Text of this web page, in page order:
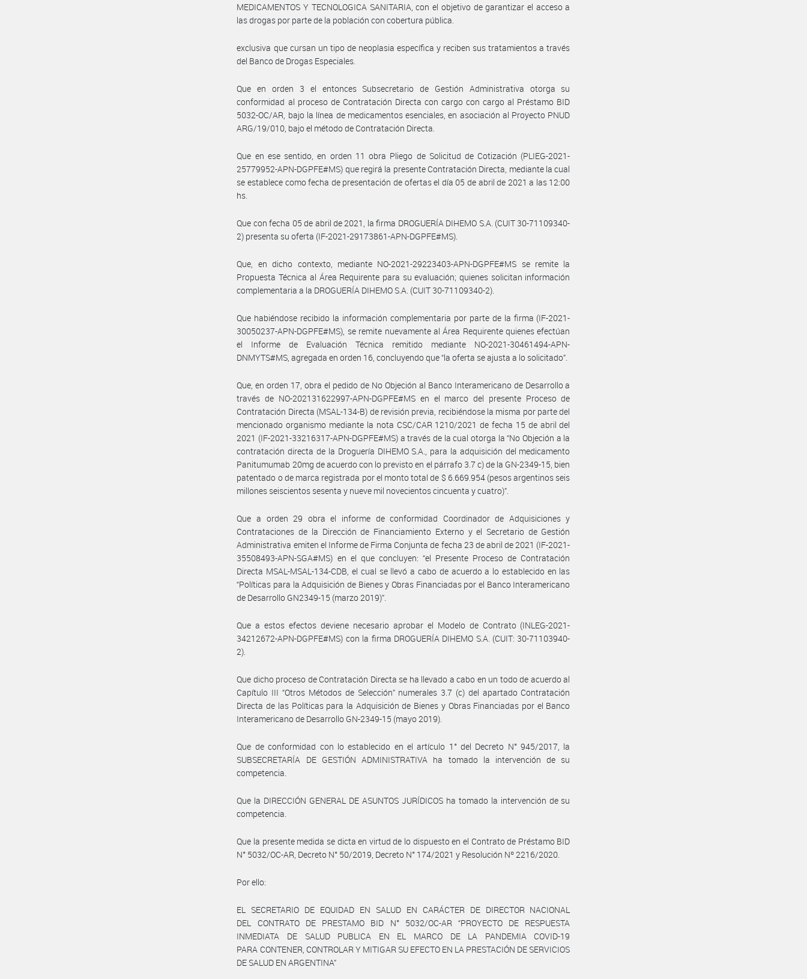
MEDICAMENTOS Y TECNOLOGICA SANITARIA, con el objetivo de garantizar el acceso a
las drogas por parte de la población con cobertura pública.
exclusiva que cursan un tipo de neoplasia específica y reciben sus tratamientos a través
del Banco de Drogas Especiales.
Que en orden 3 el entonces Subsecretario de Gestión Administrativa otorga su
conformidad al proceso de Contratación Directa con cargo con cargo al Préstamo BID
5032-OC/AR, bajo la línea de medicamentos esenciales, en asociación al Proyecto PNUD
ARG/19/010, bajo el método de Contratación Directa.
Que en ese sentido, en orden 11 obra Pliego de Solicitud de Cotización (PLIEG-2021-
25779952-APN-DGPFE#MS) que regirá la presente Contratación Directa, mediante la cual
se establece como fecha de presentación de ofertas el día 05 de abril de 2021 a las 12:00
hs.
Que con fecha 05 de abril de 2021, la firma DROGUERÍA DIHEMO S.A. (CUIT 30-71109340-
2) presenta su oferta (IF-2021-29173861-APN-DGPFE#MS).
Que, en dicho contexto, mediante NO-2021-29223403-APN-DGPFE#MS se remite la
Propuesta Técnica al Área Requirente para su evaluación; quienes solicitan información
complementaria a la DROGUERÍA DIHEMO S.A. (CUIT 30-71109340-2).
Que habiéndose recibido la información complementaria por parte de la firma (IF-2021-
30050237-APN-DGPFE#MS), se remite nuevamente al Área Requirente quienes efectúan
el Informe de Evaluación Técnica remitido mediante NO-2021-30461494-APN-
DNMYTS#MS, agregada en orden 16, concluyendo que “la oferta se ajusta a lo solicitado”.
Que, en orden 17, obra el pedido de No Objeción al Banco Interamericano de Desarrollo a
través de NO-202131622997-APN-DGPFE#MS en el marco del presente Proceso de
Contratación Directa (MSAL-134-B) de revisión previa, recibiéndose la misma por parte del
mencionado organismo mediante la nota CSC/CAR 1210/2021 de fecha 15 de abril del
2021 (IF-2021-33216317-APN-DGPFE#MS) a través de la cual otorga la “No Objeción a la
contratación directa de la Droguería DIHEMO S.A., para la adquisición del medicamento
Panitumumab 20mg de acuerdo con lo previsto en el párrafo 3.7 c) de la GN-2349-15, bien
patentado o de marca registrada por el monto total de $ 6.669.954 (pesos argentinos seis
millones seiscientos sesenta y nueve mil novecientos cincuenta y cuatro)”.
Que a orden 29 obra el informe de conformidad Coordinador de Adquisiciones y
Contrataciones de la Dirección de Financiamiento Externo y el Secretario de Gestión
Administrativa emiten el Informe de Firma Conjunta de fecha 23 de abril de 2021 (IF-2021-
35508493-APN-SGA#MS) en el que concluyen: “el Presente Proceso de Contratación
Directa MSAL-MSAL-134-CDB, el cual se llevó a cabo de acuerdo a lo establecido en las
“Políticas para la Adquisición de Bienes y Obras Financiadas por el Banco Interamericano
de Desarrollo GN2349-15 (marzo 2019)”.
Que a estos efectos deviene necesario aprobar el Modelo de Contrato (INLEG-2021-
34212672-APN-DGPFE#MS) con la firma DROGUERÍA DIHEMO S.A. (CUIT: 30-71103940-
2).
Que dicho proceso de Contratación Directa se ha llevado a cabo en un todo de acuerdo al
Capítulo III “Otros Métodos de Selección” numerales 3.7 (c) del apartado Contratación
Directa de las Políticas para la Adquisición de Bienes y Obras Financiadas por el Banco
Interamericano de Desarrollo GN-2349-15 (mayo 2019).
Que de conformidad con lo establecido en el artículo 1° del Decreto N° 945/2017, la
SUBSECRETARÍA DE GESTIÓN ADMINISTRATIVA ha tomado la intervención de su
competencia.
Que la DIRECCIÓN GENERAL DE ASUNTOS JURÍDICOS ha tomado la intervención de su
competencia.
Que la presente medida se dicta en virtud de lo dispuesto en el Contrato de Préstamo BID
N° 5032/OC-AR, Decreto N° 50/2019, Decreto N° 174/2021 y Resolución Nº 2216/2020.
Por ello:
EL SECRETARIO DE EQUIDAD EN SALUD EN CARÁCTER DE DIRECTOR NACIONAL
DEL CONTRATO DE PRESTAMO BID N° 5032/OC-AR “PROYECTO DE RESPUESTA
INMEDIATA DE SALUD PUBLICA EN EL MARCO DE LA PANDEMIA COVID-19
PARA CONTENER, CONTROLAR Y MITIGAR SU EFECTO EN LA PRESTACIÓN DE SERVICIOS
DE SALUD EN ARGENTINA”